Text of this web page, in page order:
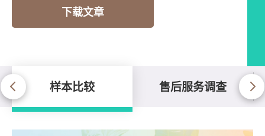
下载文章
样本比较 售后服务调查
样本比较